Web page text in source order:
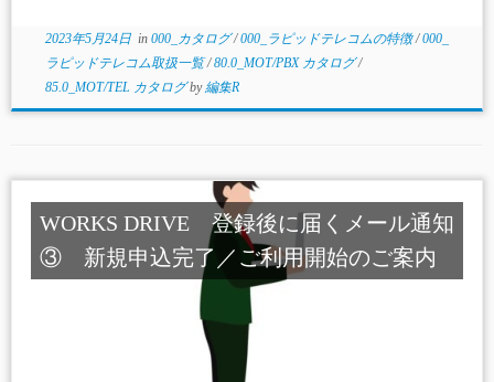
2023年5月24日in 000_カタログ/000_ラピッドテレコムの特徴/000_
ラピッドテレコム取扱一覧/80.0_MOT/PBX カタログ/
85.0_MOT/TEL カタログby編集R
WORKS DRIVE 登録後に届くメール通知
③ 新規申込完了／ご利用開始のご案内